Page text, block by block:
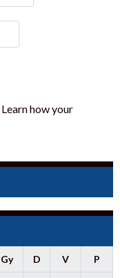
Learn how your
Gy D V P